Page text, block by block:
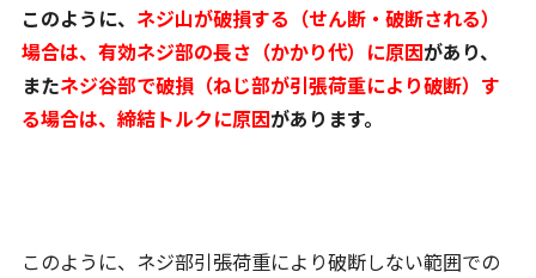
このように、 ネジ山が破損する（せん断・破断される）
場合は、有効ネジ部の長さ（かかり代）に原因があり、
またネジ谷部で破損（ねじ部が引張荷重により破断）す
る場合は、締結トルクに原因があります。
このように、ネジ部引張荷重により破断しない範囲での